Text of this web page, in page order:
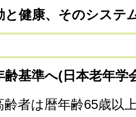
と健康、そのシステ
齢基準へ(日本老年学
者は暦年齢65歳以